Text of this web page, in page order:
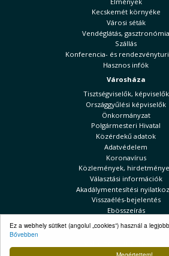
Ez a webhely sütiket (angolul „cookies”) használ a
Bővebben
Kecskemét környéke
Városi séták
Vendéglátás, gasztronómia
Szállás
Konferencia- és
Hasznos infók
Városháza
Tisztségviselők, képviselők
Országgyűlési képviselők
Önkormányzat
Polgármesteri Hivatal
Közérdekű adatok
Adatvédelem
Koronavírus
Közlemények,
Választási információk
Akadálymentesítési
Visszaélés-bejelentés
Ebösszeírás
Kecskeméti Hírek